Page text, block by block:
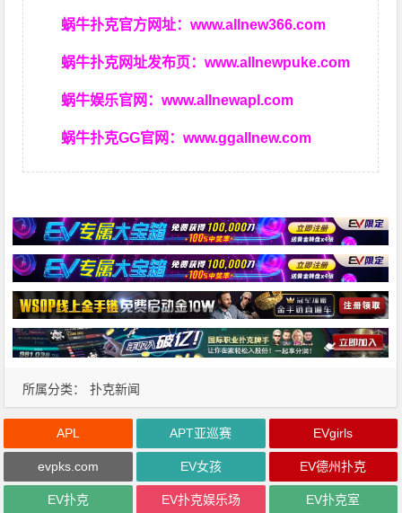
蜗牛扑克官方网址：www.allnew366.com
蜗牛扑克网址发布页：www.allnewpuke.com
蜗牛娱乐官网：www.allnewapl.com
蜗牛扑克GG官网：www.ggallnew.com
所属分类： 扑克新闻
APL APT亚巡赛 EVgirls
evpks.com EV女孩 EV德州扑克
EV扑克 EV扑克娱乐场 EV扑克室